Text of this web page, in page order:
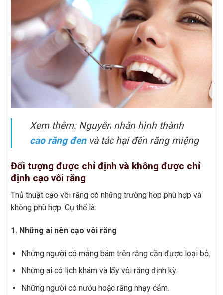
Xem thêm: Nguyên nhân hình thành
cao răng đenvà tác hại đến răng miệng
Đối tượng được chỉ định và không được chỉ
định cạo vôi răng
Thủ thuật cạo vôi răng có những trường hợp phù hợp và
không phù hợp. Cụ thể là:
1. Những ai nên cạo vôi răng
Những người có mảng bám trên răng cần được loại bỏ.
Những ai có lịch khám và lấy vôi răng định kỳ.
Những người có nướu hoặc răng nhạy cảm.